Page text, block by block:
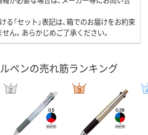
る「セット」表記は、箱でのお届けをお約束
ん。あらかじめご了承ください。
ペンの売れ筋ランキング